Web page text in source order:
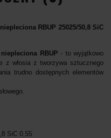
RBUP 25025/50,8 SiC
RBUP - to wyjątkowo
z włosia z tworzywa sztucznego
trudno dostępnych elementów
SiC 0,55